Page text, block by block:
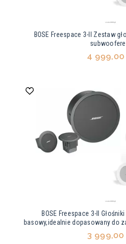
BOSE Freespace 3-II Zestaw
4 999,00
BOSE Freespace 3-II
basowy,idealnie dopasowany do
3 999,00